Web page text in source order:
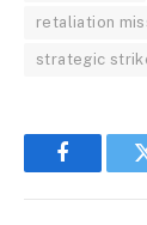
retaliation
strategic
Facebook